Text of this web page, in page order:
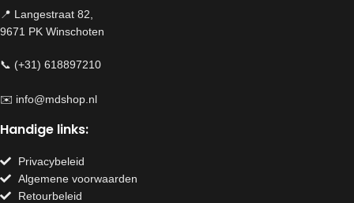
📍 Langestraat 82,
9671 PK Winschoten
📞 (+31) 618897210
✉️ info@mdshop.nl
Handige links:
Privacybeleid
Algemene voorwaarden
Retourbeleid